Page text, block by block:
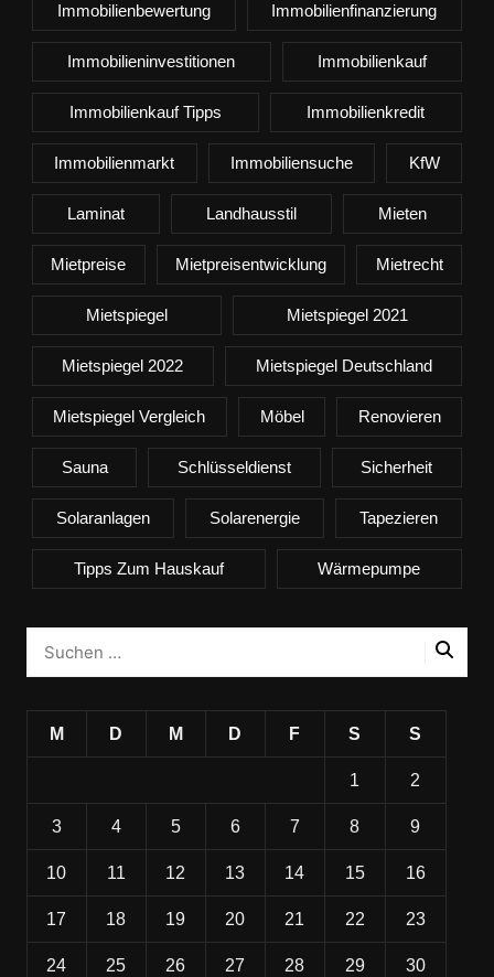
Immobilienbewertung Immobilienfinanzierung
Immobilieninvestitionen Immobilienkauf
Immobilienkauf Tipps Immobilienkredit
Immobilienmarkt Immobiliensuche KfW
Laminat Landhausstil Mieten
Mietpreise Mietpreisentwicklung Mietrecht
Mietspiegel Mietspiegel 2021
Mietspiegel 2022 Mietspiegel Deutschland
Mietspiegel Vergleich Möbel Renovieren
Sauna Schlüsseldienst Sicherheit
Solaranlagen Solarenergie Tapezieren
Tipps Zum Hauskauf Wärmepumpe
M D M D F S S
1 2
3 4 5 6 7 8 9
10 11 12 13 14 15 16
17 18 19 20 21 22 23
24 25 26 27 28 29 30